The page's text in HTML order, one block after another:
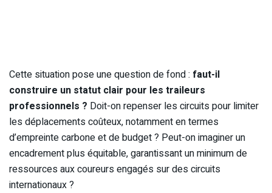
Cette situation pose une question de fond : faut-il
construire un statut clair pour les traileurs
professionnels ? Doit-on repenser les circuits pour limiter
les déplacements coûteux, notamment en termes
d’empreinte carbone et de budget ? Peut-on imaginer un
encadrement plus équitable, garantissant un minimum de
ressources aux coureurs engagés sur des circuits
internationaux ?